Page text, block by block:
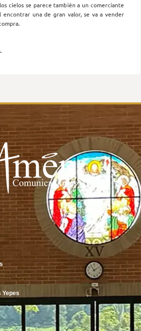
cielos se parece también a un comerciante
encontrar una de gran valor, se va a vender
Yepes